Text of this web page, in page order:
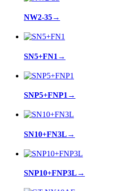
NW2-35→
SN5+FN1 →
SNP5+FNP1 →
SN10+FN3L →
SNP10+FNP3L →